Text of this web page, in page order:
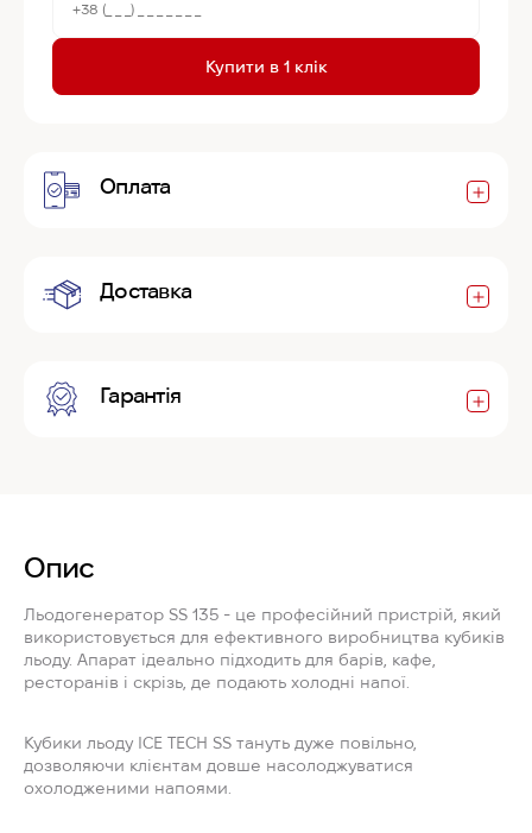
Купити в 1 клік
Оплата
Доставка
Гарантія
Опис
Льодогенератор SS 135 - це професійний пристрій, який
використовується для ефективного виробництва кубиків
льоду. Апарат ідеально підходить для барів, кафе,
ресторанів і скрізь, де подають холодні напої.
Кубики льоду ICE TECH SS тануть дуже повільно,
дозволяючи клієнтам довше насолоджуватися
охолодженими напоями.